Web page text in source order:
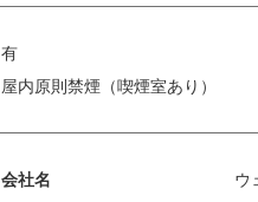
有
屋内原則禁煙（喫煙室あり）
会社名
ウ